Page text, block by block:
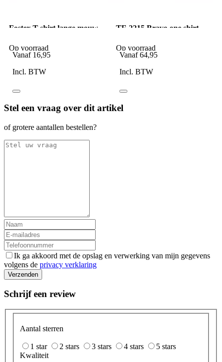
Fostex T-shirt lange mouw
Op voorraad
Vanaf 16,95
Incl. BTW
TF-2215 Bravo one shirt
Op voorraad
Vanaf 64,95
Incl. BTW
Stel een vraag over dit artikel
of grotere aantallen bestellen?
Ik ga akkoord met de opslag en verwerking van mijn gegevens
volgens de privacy verklaring
Verzenden
Schrijf een review
Aantal sterren
1 star 2 stars 3 stars 4 stars
5 stars
Kwaliteit